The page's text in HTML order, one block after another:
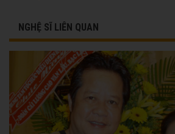
NGHỆ SĨ LIÊN QUAN